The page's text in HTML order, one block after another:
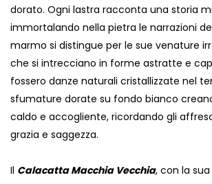
dorato. Ogni lastra racconta una storia
immortalando nella pietra le narrazioni
marmo si distingue per le sue venature
che si intrecciano in forme astratte e
fossero danze naturali cristallizzate nel
sfumature dorate su fondo bianco
caldo e accogliente, ricordando gli
grazia e saggezza.
Il Calacatta Macchia Vecchia, con la